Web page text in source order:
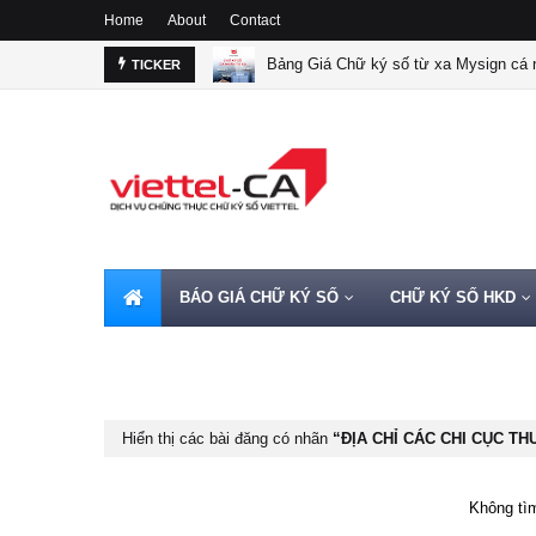
Home About Contact
TICKER Bảng Giá Chữ ký số từ xa Mysign cá
BÁO GIÁ CHỮ KÝ SỐ CHỮ KÝ SỐ HKD
Hiển thị các bài đăng có nhãn ĐỊA CHỈ CÁC CHI CỤC
Không